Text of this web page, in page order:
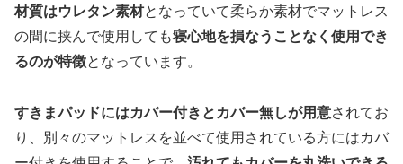
材質はウレタン素材となっていて柔らか素材でマットレス
の間に挟んで使用しても寝心地を損なうことなく使用でき
るのが特徴となっています。
すきまパッドにはカバー付きとカバー無しが用意されてお
り、別々のマットレスを並べて使用されている方にはカバ